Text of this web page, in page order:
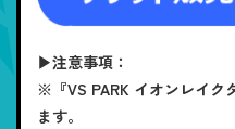
▶注意事項：
※『VS PARK イオンレイク
ます。